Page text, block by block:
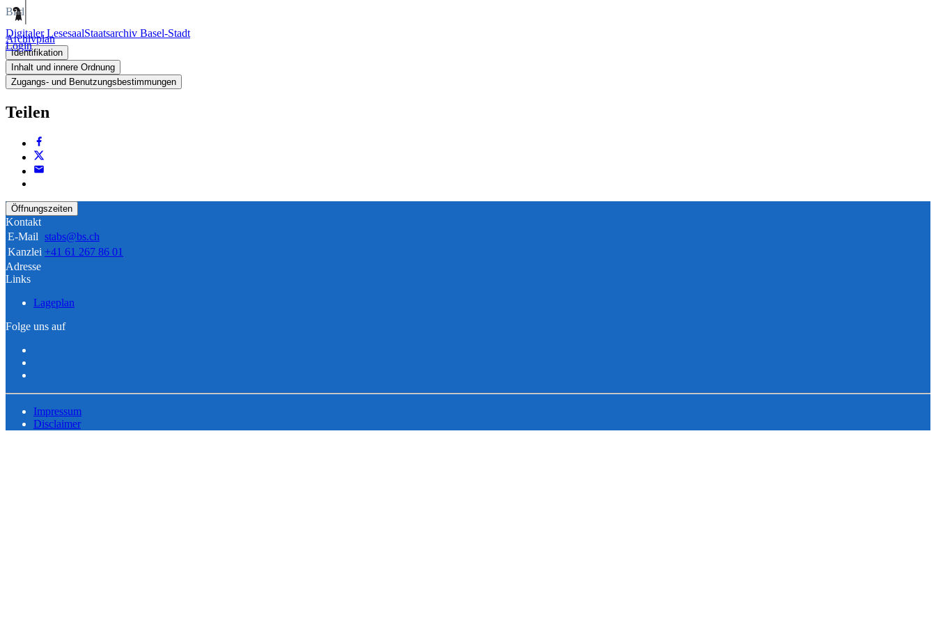
Digitaler LesesaalStaatsarchiv Basel-Stadt
Login
Bild
Archivplan
Identifikation
Inhalt und innere Ordnung
Zugangs- und Benutzungsbestimmungen
Teilen
Öffnungszeiten
Kontakt
E-Mail stabs@bs.ch
Kanzlei +41 61 267 86 01
Adresse
Links
Lageplan
Folge uns auf
Impressum
Disclaimer